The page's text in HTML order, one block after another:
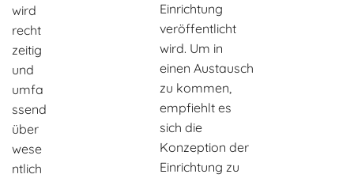
wird
recht
zeitig
und
umfa
ssend
über
wese
ntlich
Einrichtung
veröffentlicht
wird. Um in
einen Austausch
zu kommen,
empfiehlt es
sich die
Konzeption der
Einrichtung zu